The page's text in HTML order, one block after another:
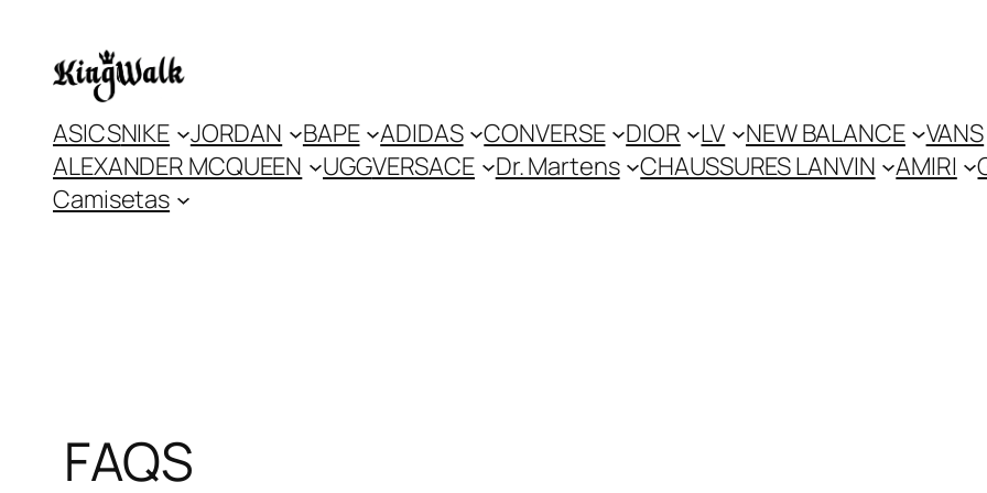
content
ASICSNIKE JORDAN BAPE ADIDAS CONVERSE DIOR LV NEW BALANCE VANS
ALEXANDER MCQUEEN
UGGVERSACE Dr. Martens CHAUSSURES LANVIN AMIRI
Camisetas
FAQS